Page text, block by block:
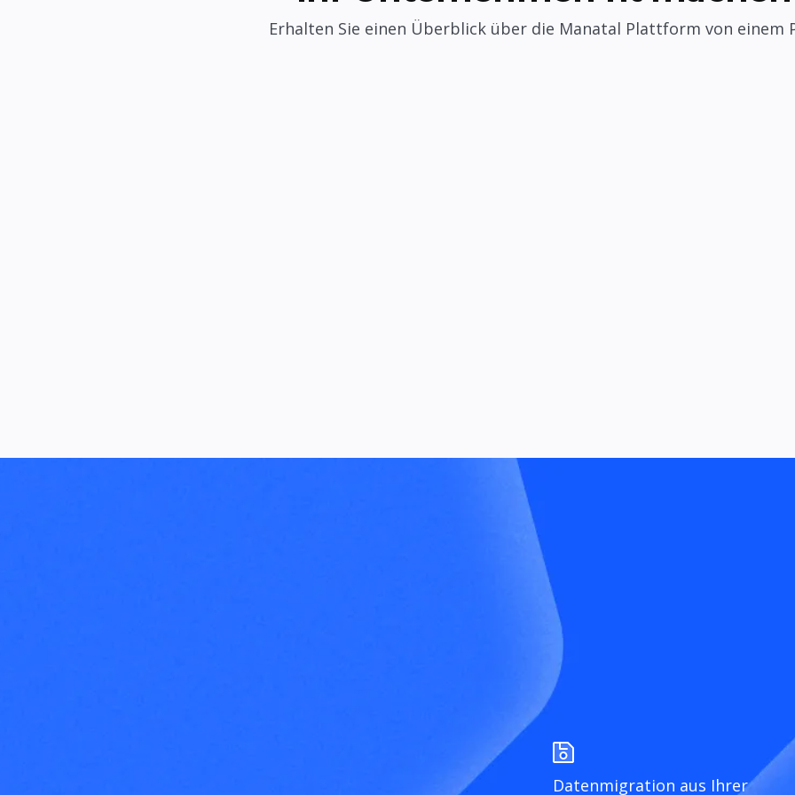
Erhalten Sie einen Überblick über die Manatal Plattform von einem
Datenmigration aus Ihrer